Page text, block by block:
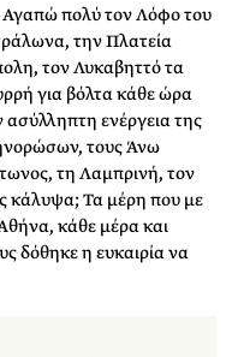
πολύ τον Λόφο του
την Πλατεία
τον Λυκαβηττό τα
για βόλτα κάθε ώρα
ενέργεια της
τους Άνω
τη Λαμπρινή, τον
κάλυψα; Τα μέρη που με
κάθε μέρα και
δόθηκε η ευκαιρία να